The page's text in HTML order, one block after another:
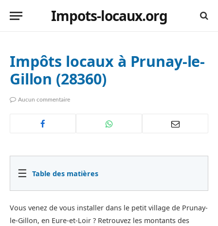
Impots-locaux.org
Impôts locaux à Prunay-le-
Gillon (28360)
Aucun commentaire
☰ Table des matières
Vous venez de vous installer dans le petit village de Prunay-
le-Gillon, en Eure-et-Loir ? Retrouvez les montants des